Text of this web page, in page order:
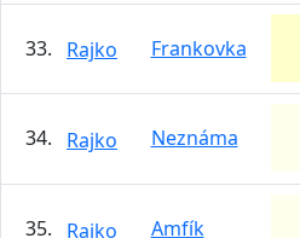
33. Rajko Frankovka
34. Rajko Neznáma
35. Rajko Amfík